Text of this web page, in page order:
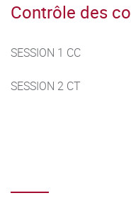
Contrôle des
SESSION 1 CC
SESSION 2 CT